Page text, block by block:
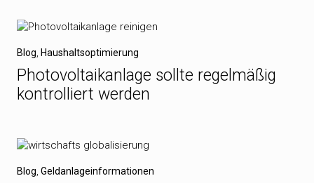
Blog Haushaltsoptimierung
Photovoltaikanlage sollte regelmäßig
kontrolliert werden
Blog Geldanlageinformationen